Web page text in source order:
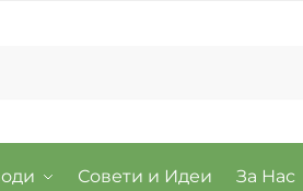
Совети и Идеи За Нас